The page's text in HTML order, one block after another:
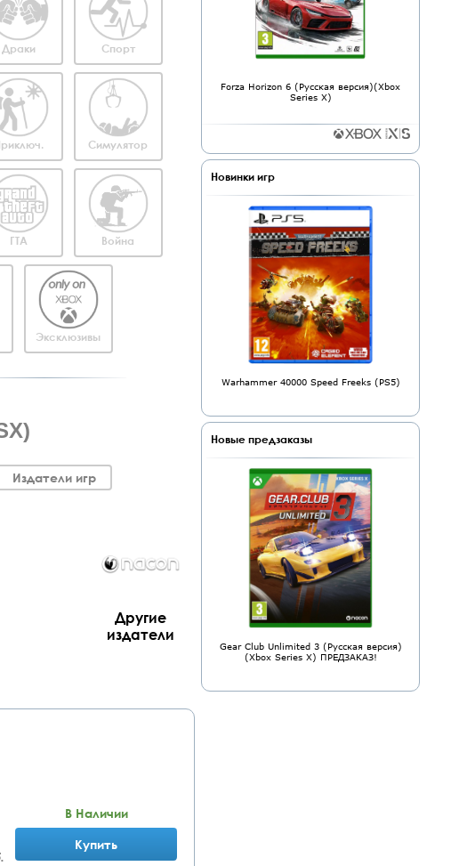
Драки Спорт
Симулятор
ГТА Война
Эксклюзивы
Издатели игр
Другие
издатели
В Наличии
Купить
Forza Horizon 6 (Русская версия)(Xbox
Series X)
Новинки игр
Warhammer 40000 Speed Freeks (PS5)
Новые предзаказы
Gear Club Unlimited 3 (Русская версия)
(Xbox Series X) ПРЕДЗАКАЗ!